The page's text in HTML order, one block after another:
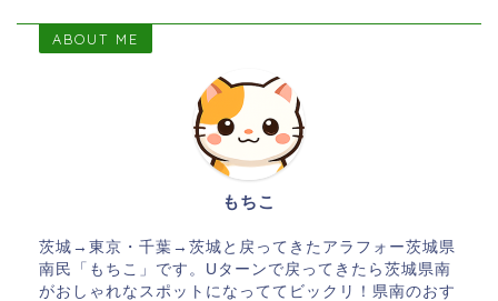
ABOUT ME
もちこ
茨城→東京・千葉→茨城と戻ってきたアラフォー茨城県
南民「もちこ」です。Uターンで戻ってきたら茨城県南
がおしゃれなスポットになっててビックリ！県南のおす